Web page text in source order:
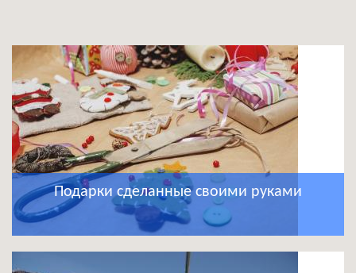
Подарки сделанные своими руками